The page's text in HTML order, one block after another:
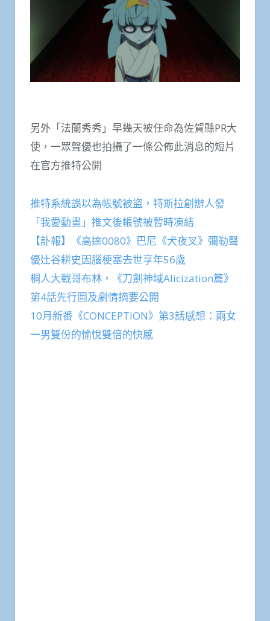
另外「法蘭秀秀」早幾天被任命為佐賀縣PR大
使，一眾聲優也拍攝了一條公佈此消息的短片
在官方推特公開
推特系統誤以為帳號被盜，特斯拉創辦人發
「我愛動畫」推文後帳號被暫時凍結
【訃報】《高達0080》巴尼《犬夜叉》彌勒聲
優辻谷耕史因腦梗塞去世享年56歲
桐人大戰哥布林，《刀劍神域Alicization篇》
第4話先行圖及劇情摘要公開
10月新番《CONCEPTION》第3話感想：兩女
一男雙份的愉悅雙倍的快感